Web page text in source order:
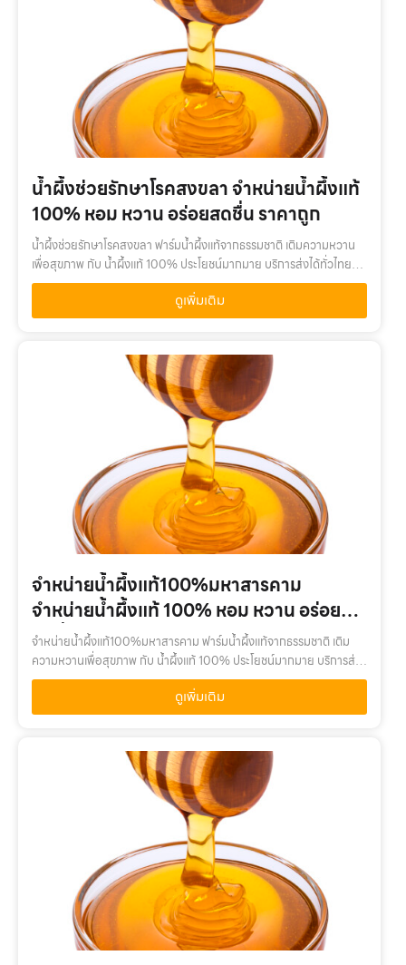
น้ำผึ้งช่วยรักษาโรคสงขลา จำหน่ายน้ำผึ้งแท้
100% หอม หวาน อร่อยสดชื่น ราคาถูก
น้ำผึ้งช่วยรักษาโรคสงขลา ฟาร์มน้ำผึ้งแท้จากธรรมชาติ เติมความหวาน
เพื่อสุขภาพ กับ น้ำผึ้งแท้ 100% ประโยชน์มากมาย บริการส่งได้ทั่วไทยน้ำ
ผึ้งช่วยรักษาโรคสงขลา เติมความหวานเพื่อสุขภาพ กับ น้ำผึ้งแท้ 100%
ดูเพิ่มเติม
จำหน่ายน้ำผึ้งแท้100%มหาสารคาม
จำหน่ายน้ำผึ้งแท้ 100% หอม หวาน อร่อย
สดชื่น ราคาถูก
จำหน่ายน้ำผึ้งแท้100%มหาสารคาม ฟาร์มน้ำผึ้งแท้จากธรรมชาติ เติม
ความหวานเพื่อสุขภาพ กับ น้ำผึ้งแท้ 100% ประโยชน์มากมาย บริการส่ง
ได้ทั่วไทยจำหน่ายน้ำผึ้งแท้100%มหาสารคาม เติมความหวานเพื่อสุขภาพ
ดูเพิ่มเติม